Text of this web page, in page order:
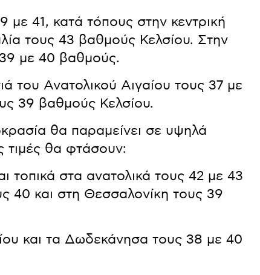
με 41, κατά τόπους στην κεντρική
τους 43 βαθμούς Κελσίου. Στην
με 40 βαθμούς.
του Ανατολικού Αιγαίου τους 37 με
39 βαθμούς Κελσίου.
θα παραμείνει σε υψηλά
τιμές θα φτάσουν:
τοπικά στα ανατολικά τους 42 με 43
40 και στη Θεσσαλονίκη τους 39
και τα Δωδεκάνησα τους 38 με 40